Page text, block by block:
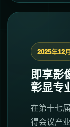
2025年12月
即享影
彰显专
在第十七
得会议产